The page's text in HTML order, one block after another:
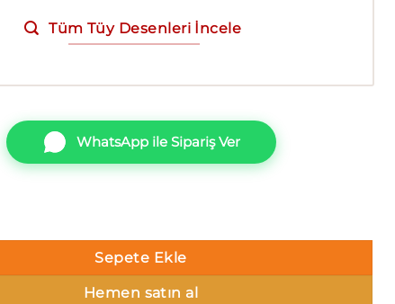
Tüm Tüy Desenleri İncele
WhatsApp ile Sipariş Ver
İthal Duvar Kağıdı 5m² adet
Sepete Ekle
Hemen satın al